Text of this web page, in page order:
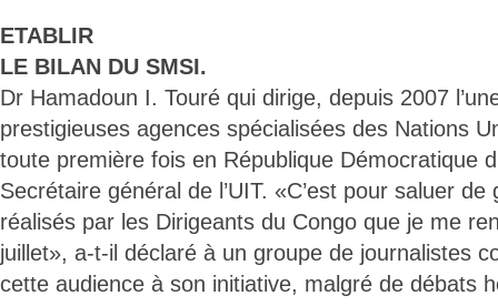
ETABLIR
LE BILAN DU SMSI.
Dr Hamadoun I. Touré qui dirige, depuis 2007
prestigieuses agences spécialisées des Nations
toute première fois en République Démocratique
Secrétaire général de l’UIT. «C’est pour saluer
réalisés par les Dirigeants du Congo que je me
juillet», a-t-il déclaré à un groupe de journalistes
cette audience à son initiative, malgré de débats